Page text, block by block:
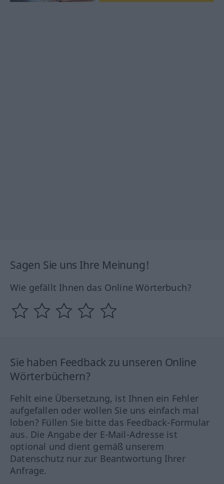
Sagen Sie uns Ihre Meinung!
Wie gefällt Ihnen das Online Wörterbuch?
Sie haben Feedback zu unseren Online
Wörterbüchern?
Fehlt eine Übersetzung, ist Ihnen ein Fehler
aufgefallen oder wollen Sie uns einfach mal
loben? Füllen Sie bitte das Feedback-Formular
aus. Die Angabe der E-Mail-Adresse ist
optional und dient gemäß unserem
Datenschutz nur zur Beantwortung Ihrer
Anfrage.